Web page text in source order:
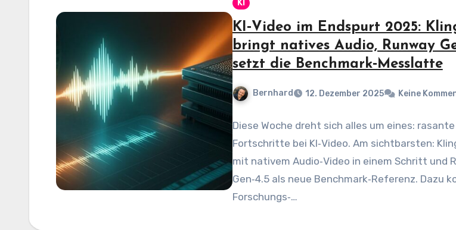
KI
KI‑Video im Endspurt 2025:
bringt natives Audio, Runway
setzt die Benchmark‑Messlatte
Bernhard 12. Dezember 2025 Keine
Diese Woche dreht sich alles um eines: rasante
Fortschritte bei KI‑Video. Am sichtbarsten:
mit nativem Audio‑Video in einem Schritt und
Gen‑4.5 als neue Benchmark‑Referenz. Dazu
Forschungs‑…